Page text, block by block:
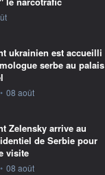
par
ukrainien est accueilli
serbe au palais
par
• 08 août
Zelensky arrive au
de Serbie pour
visite
par
• 08 août